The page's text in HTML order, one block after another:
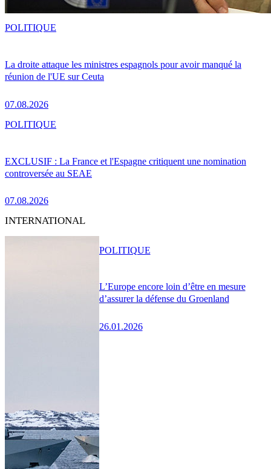
La droite attaque les ministres espagnols pour avoir manqué la
réunion de l'UE sur Ceuta
07.08.2026
POLITIQUE
EXCLUSIF : La France et l'Espagne critiquent une nomination
controversée au SEAE
07.08.2026
POLITIQUE
INTERNATIONAL
L’Europe encore loin d’être en mesure
d’assurer la défense du Groenland
26.01.2026
POLITIQUE